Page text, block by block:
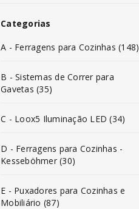
Categorias
A - Ferragens para Cozinhas (148)
B - Sistemas de Correr para
Gavetas (35)
C - Loox5 Iluminação LED (34)
D - Ferragens para Cozinhas -
Kesseböhmer (30)
E - Puxadores para Cozinhas e
Mobiliário (87)